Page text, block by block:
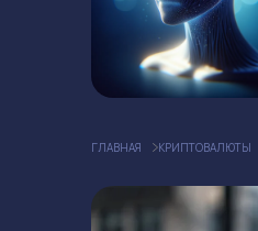
ГЛАВНАЯ КРИПТОВАЛЮТЫ